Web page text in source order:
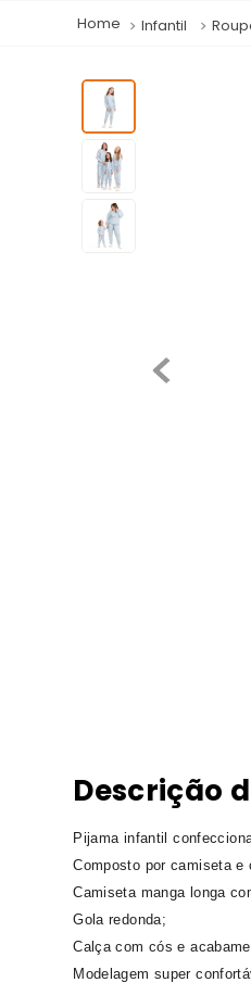
Infantil
Descrição
Pijama infantil
Composto por camiseta
Camiseta manga longa
Gola redonda;
Calça com cós e
Modelagem super